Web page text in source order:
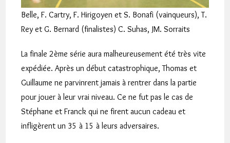
Belle, F. Cartry, F. Hirigoyen et S. Bonafi (vainqueurs), T.
Rey et G. Bernard (finalistes) C. Suhas, JM. Sorraits
La finale 2ème série aura malheureusement été très vite
expédiée. Après un début catastrophique, Thomas et
Guillaume ne parvinrent jamais à rentrer dans la partie
pour jouer à leur vrai niveau. Ce ne fut pas le cas de
Stéphane et Franck qui ne firent aucun cadeau et
infligèrent un 35 à 15 à leurs adversaires.